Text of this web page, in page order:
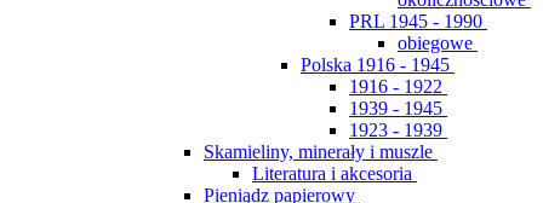
PRL 1945 - 1990
obiegowe
Polska 1916 - 1945
1916 - 1922
1939 - 1945
1923 - 1939
Skamieliny, minerały i muszle
Literatura i akcesoria
Pieniądz papierowy